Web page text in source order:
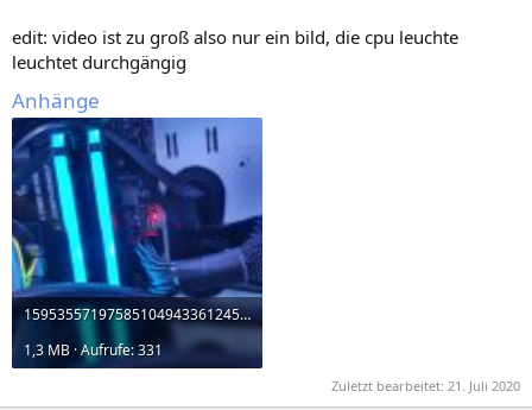
edit: video ist zu groß also nur ein bild, die cpu leuchte
leuchtet durchgängig
Anhänge
15953557197585104943361245779534.jpg
1,3 MB · Aufrufe: 331
Zuletzt bearbeitet: 21. Juli 2020